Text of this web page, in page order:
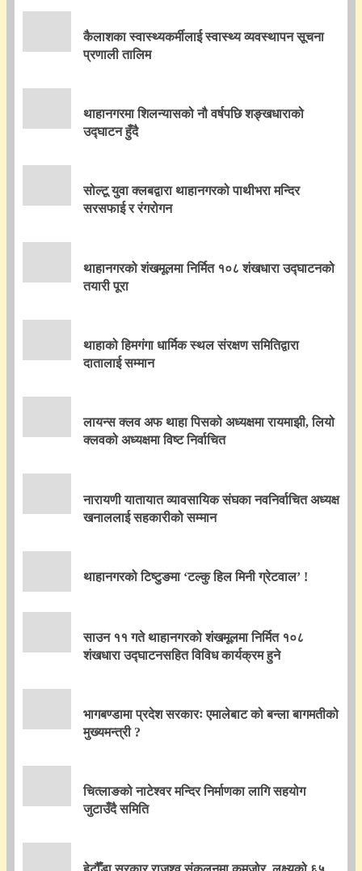
कैलाशका स्वास्थ्यकर्मीलाई स्वास्थ्य व्यवस्थापन सूचना
प्रणाली तालिम
थाहानगरमा शिलन्यासको नौ वर्षपछि शङ्खधाराको
उद्घाटन हुँदै
सोल्टू युवा क्लबद्वारा थाहानगरको पाथीभरा मन्दिर
सरसफाई र रंगरोगन
थाहानगरको शंखमूलमा निर्मित १०८ शंखधारा उद्घाटनको
तयारी पूरा
थाहाको हिमगंगा धार्मिक स्थल संरक्षण समितिद्वारा
दातालाई सम्मान
लायन्स क्लव अफ थाहा पिसको अध्यक्षमा रायमाझी, लियो
क्लवको अध्यक्षमा विष्ट निर्वाचित
नारायणी यातायात व्यावसायिक संघका नवनिर्वाचित अध्यक्ष
खनाललाई सहकारीको सम्मान
थाहानगरको टिष्टुङमा ‘टल्कु हिल मिनी ग्रेटवाल’ !
साउन ११ गते थाहानगरको शंखमूलमा निर्मित १०८
शंखधारा उद्घाटनसहित विविध कार्यक्रम हुने
भागबण्डामा प्रदेश सरकारः एमालेबाट को बन्ला बागमतीको
मुख्यमन्त्री ?
चित्लाङको नाटेश्वर मन्दिर निर्माणका लागि सहयोग
जुटाउँदै समिति